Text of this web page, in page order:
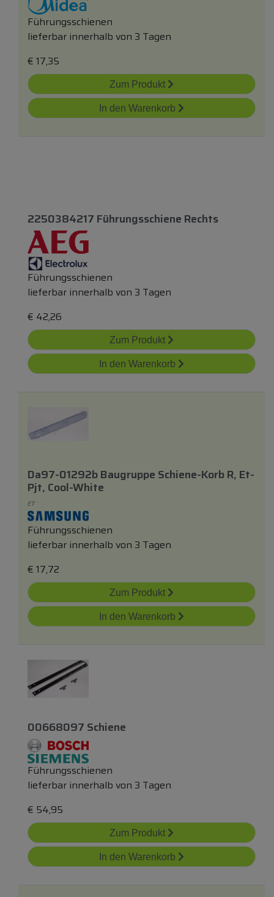
Führungsschienen
lieferbar innerhalb von 3 Tagen
€ 17,35
Zum Produkt
In den Warenkorb
2250384217 Führungsschiene Rechts
Führungsschienen
lieferbar innerhalb von 3 Tagen
€ 42,26
Zum Produkt
In den Warenkorb
Da97-01292b Baugruppe Schiene-Korb R, Et-
Pjt, Cool-White
ET
Führungsschienen
lieferbar innerhalb von 3 Tagen
€ 17,72
Zum Produkt
In den Warenkorb
00668097 Schiene
Führungsschienen
lieferbar innerhalb von 3 Tagen
€ 54,95
Zum Produkt
In den Warenkorb